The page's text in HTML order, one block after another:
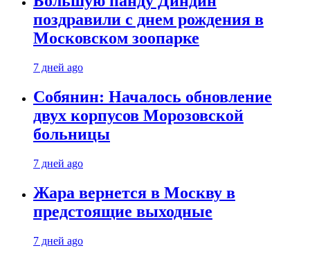
поздравили с днем рождения в
Московском зоопарке
7 дней ago
Собянин: Началось обновление
двух корпусов Морозовской
больницы
7 дней ago
Жара вернется в Москву в
предстоящие выходные
7 дней ago